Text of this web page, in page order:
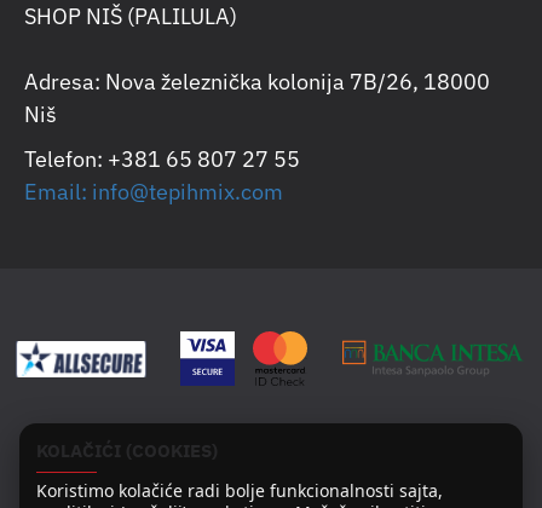
SHOP NIŠ (PALILULA)
Adresa: Nova železnička kolonija 7B/26, 18000
Niš
Telefon: +381 65 807 27 55
Email: info@tepihmix.com
KOLAČIĆI (COOKIES)
Koristimo kolačiće radi bolje funkcionalnosti sajta,